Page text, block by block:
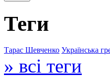
Теги
Тарас Шевченко Українська
» всі теги